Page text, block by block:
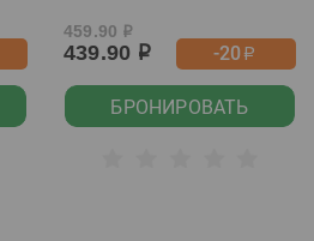
459.90 р
439.90 р -20р
БРОНИРОВАТЬ